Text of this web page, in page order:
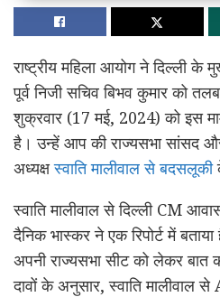
राष्ट्रीय महिला आयोग ने दिल्ली के
पूर्व निजी सचिव बिभव कुमार को
शुक्रवार (17 मई, 2024) को इस
है। उन्हें आप की राज्यसभा सांसद और
अध्यक्षस्वाति मालीवाल से बदसलूकी
स्वाति मालीवाल से दिल्ली CM
दैनिक भास्करने एक रिपोर्ट में
अपनी राज्यसभा सीट को लेकर बात
दावों के अनुसार, स्वाति मालीवाल